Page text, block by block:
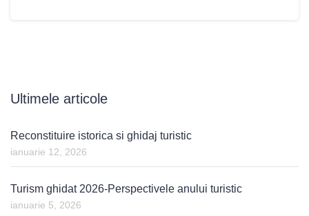
Ultimele articole
Reconstituire istorica si ghidaj turistic
ianuarie 12, 2026
Turism ghidat 2026-Perspectivele anului turistic
ianuarie 5, 2026